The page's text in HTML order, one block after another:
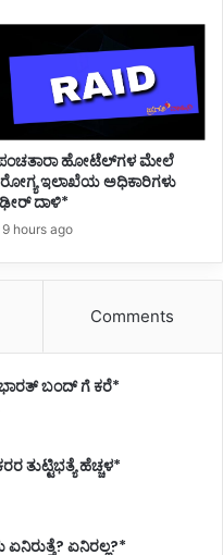
ಹೋಟೆಲ್‌ಗಳ ಮೇಲೆ
ಇಲಾಖೆಯ ಅಧಿಕಾರಿಗಳು
ದಾಳಿ*
9 hours ago
Comments
ಭಾರತ್‌ ಬಂದ್‌ ಗೆ ಕರೆ*
ತುಟ್ಟಿಭತ್ಯೆ ಹೆಚ್ಚಳ*
ಏನಿರಲ್ಲ?*